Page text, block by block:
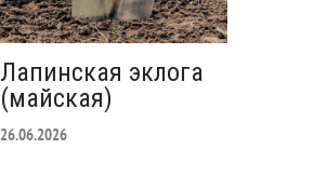
Лапинская эклога
(майская)
26.06.2026